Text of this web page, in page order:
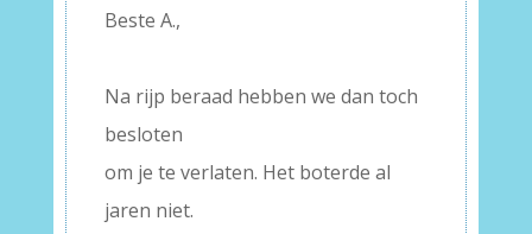
Beste A.,
Na rijp beraad hebben we dan toch
besloten
om je te verlaten. Het boterde al
jaren niet.